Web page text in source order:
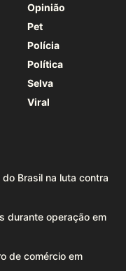
Opinião
Pet
Polícia
Política
Selva
Viral
Brasil na luta contra
durante operação em
de comércio em